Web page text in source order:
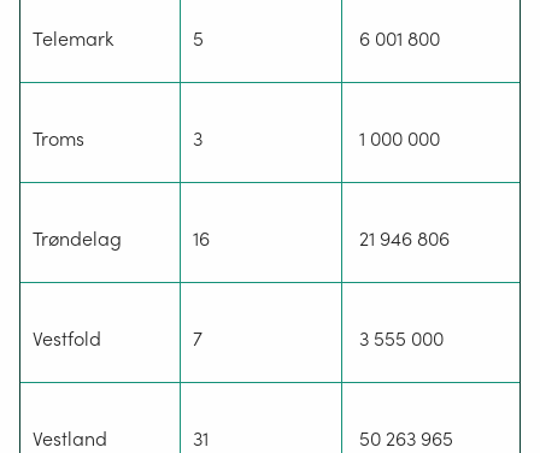
Telemark 5 6 001 800
Troms 3 1 000 000
Trøndelag 16 21 946 806
Vestfold 7 3 555 000
Vestland 31 50 263 965